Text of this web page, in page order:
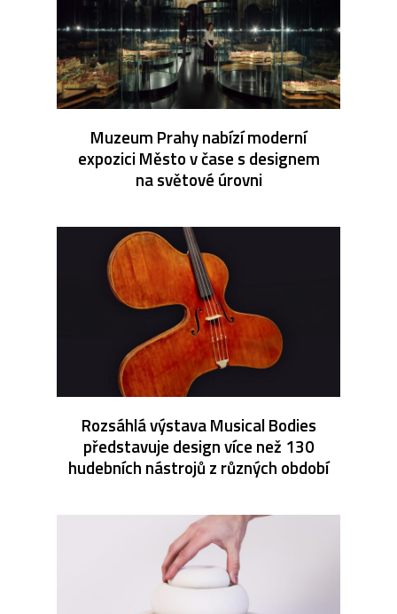
Muzeum Prahy nabízí moderní
expozici Město v čase s designem
na světové úrovni
Rozsáhlá výstava Musical Bodies
představuje design více než 130
hudebních nástrojů z různých období